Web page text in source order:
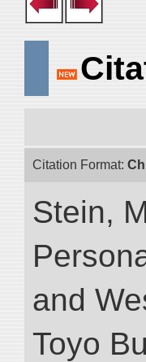
Citation Format:
Stein,
and
Toyo